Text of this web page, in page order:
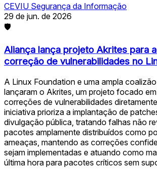
CEVIU Segurança da Informação
29 de jun. de 2026
🛡
Aliança lança projeto Akrites para
correção de vulnerabilidades no
A Linux Foundation e uma ampla
lançaram o Akrites, um projeto focado
correções de vulnerabilidades
iniciativa prioriza a implantação de
divulgação pública, tratando falhas não
pacotes amplamente distribuídos como
ameaças, mantendo as correções
sejam implementadas e atuando como
última hora para pacotes críticos sem